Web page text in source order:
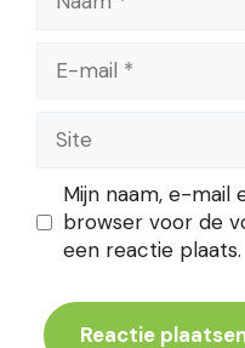
mail
Mijn naam, e-mail
browser voor de
een reactie plaats.